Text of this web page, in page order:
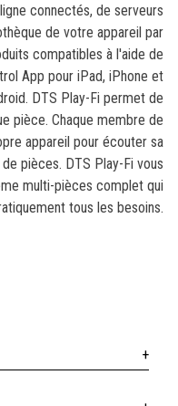
connectés, de serveurs
de votre appareil par
compatibles à l'aide de
App pour iPad, iPhone et
DTS Play-Fi permet de
pièce. Chaque membre de
appareil pour écouter sa
pièces. DTS Play-Fi vous
multi-pièces complet qui
tous les besoins.